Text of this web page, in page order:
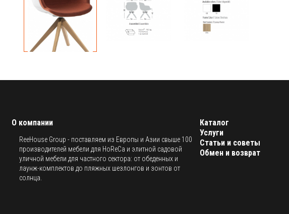
О компании
ReeHouse Group - поставляем из Европы и Азии свыше 100
производителей мебели для HoReCa и элитной садовой
уличной мебели для частного сектора: от обеденных и
лаунж-комплектов до пляжных шезлонгов и зонтов от
солнца.
Каталог
Услуги
Статьи и советы
Обмен и возврат